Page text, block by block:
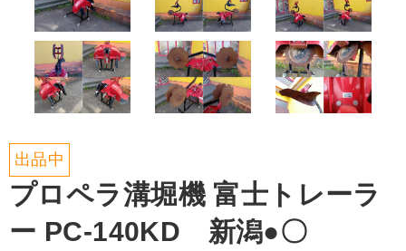
出品中
プロペラ溝堀機 富士トレーラ
ー PC-140KD 新潟●〇